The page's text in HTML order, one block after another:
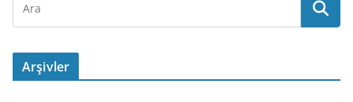
Arşivler